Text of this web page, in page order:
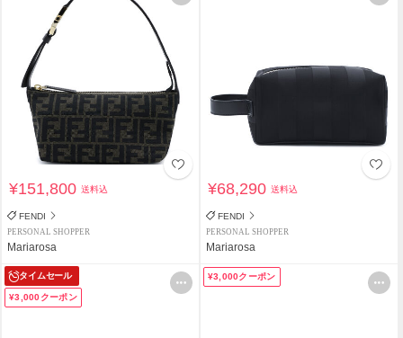
¥151,800送料込
FENDI
PERSONAL SHOPPER
Mariarosa
¥68,290送料込
FENDI
PERSONAL SHOPPER
Mariarosa
タイムセール
¥3,000クーポン
¥3,000クーポン